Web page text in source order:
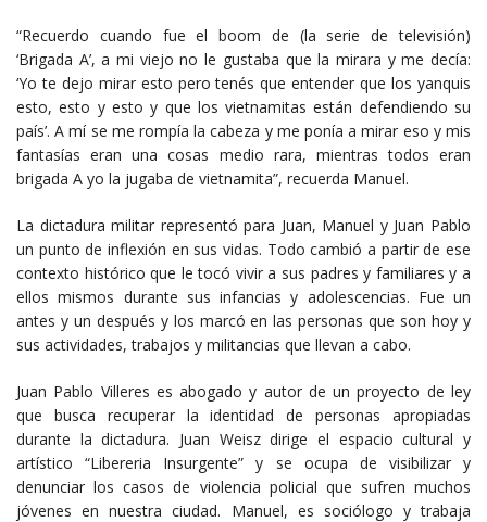
“Recuerdo cuando fue el boom de (la serie de televisión)
‘Brigada A’, a mi viejo no le gustaba que la mirara y me decía:
‘Yo te dejo mirar esto pero tenés que entender que los yanquis
esto, esto y esto y que los vietnamitas están defendiendo su
país’. A mí se me rompía la cabeza y me ponía a mirar eso y mis
fantasías eran una cosas medio rara, mientras todos eran
brigada A yo la jugaba de vietnamita”, recuerda Manuel.
La dictadura militar representó para Juan, Manuel y Juan Pablo
un punto de inflexión en sus vidas. Todo cambió a partir de ese
contexto histórico que le tocó vivir a sus padres y familiares y a
ellos mismos durante sus infancias y adolescencias. Fue un
antes y un después y los marcó en las personas que son hoy y
sus actividades, trabajos y militancias que llevan a cabo.
Juan Pablo Villeres es abogado y autor de un proyecto de ley
que busca recuperar la identidad de personas apropiadas
durante la dictadura. Juan Weisz dirige el espacio cultural y
artístico “Libereria Insurgente” y se ocupa de visibilizar y
denunciar los casos de violencia policial que sufren muchos
jóvenes en nuestra ciudad. Manuel, es sociólogo y trabaja